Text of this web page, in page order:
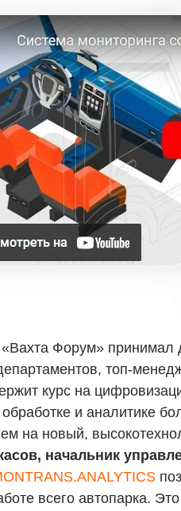
Форум» принимал
топ-
курс на
и аналитике
на новый,
начальник
всего автопарка.